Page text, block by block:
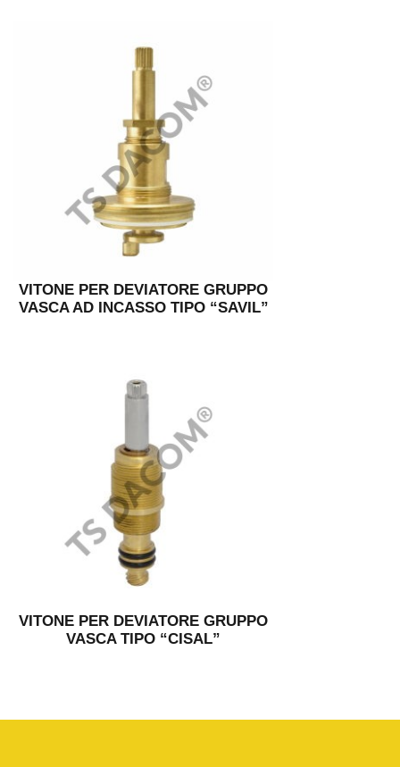
VITONE PER DEVIATORE GRUPPO
VASCA AD INCASSO TIPO “SAVIL”
VITONE PER DEVIATORE GRUPPO
VASCA TIPO “CISAL”